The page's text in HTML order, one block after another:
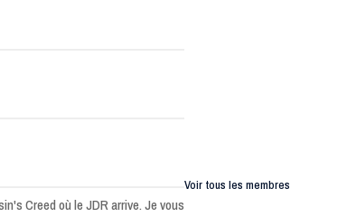
Creed où le JDR arrive. Je vous
Voir tous les membres